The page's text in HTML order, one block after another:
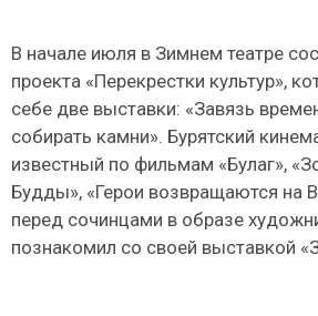
В начале июля в Зимнем театре
проекта «Перекрестки культур»,
себе две выставки: «Завязь
собирать камни». Бурятский
известный по фильмам «Булаг»,
Будды», «Герои возвращаются на
перед сочинцами в образе
познакомил со своей выставкой